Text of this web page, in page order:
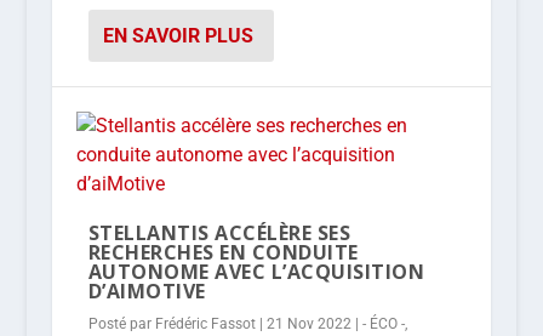
EN SAVOIR PLUS
STELLANTIS ACCÉLÈRE SES
RECHERCHES EN CONDUITE
AUTONOME AVEC L’ACQUISITION
D’AIMOTIVE
Posté par Frédéric Fassot| 21 Nov 2022| - ÉCO -,